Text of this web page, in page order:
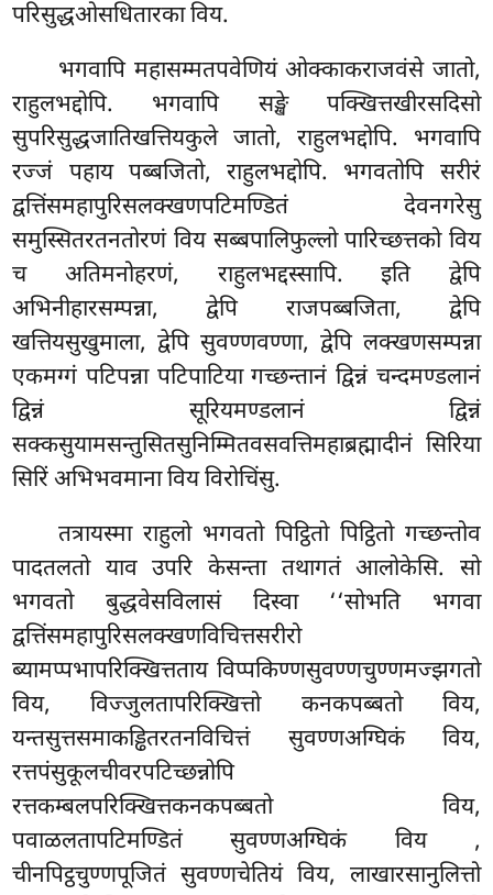
परिसुद्धओसधितारका विय.
भगवापि महासम्मतपवेणियं ओक्काकराजवंसे जातो,
राहुलभद्दोपि. भगवापि सङ्खे पक्खित्तखीरसदिसो
सुपरिसुद्धजातिखत्तियकुले जातो, राहुलभद्दोपि. भगवापि
रज्जं पहाय पब्बजितो, राहुलभद्दोपि. भगवतोपि सरीरं
द्वत्तिंसमहापुरिसलक्खणपटिमण्डितं देवनगरेसु
समुस्सितरतनतोरणं विय सब्बपालिफुल्लो पारिच्छत्तको विय
च अतिमनोहरणं, राहुलभद्दस्सापि. इति द्वेपि
अभिनीहारसम्पन्ना, द्वेपि राजपब्बजिता, द्वेपि
खत्तियसुखुमाला, द्वेपि सुवण्णवण्णा, द्वेपि लक्खणसम्पन्ना
एकमग्गं पटिपन्ना पटिपाटिया गच्छन्तानं द्विन्नं चन्दमण्डलानं
द्विन्नं सूरियमण्डलानं द्विन्नं
सक्कसुयामसन्तुसितसुनिम्मितवसवत्तिमहाब्रह्मादीनं सिरिया
सिरिं अभिभवमाना विय विरोचिंसु.
तत्रायस्मा राहुलो भगवतो पिट्ठितो पिट्ठितो गच्छन्तोव
पादतलतो याव उपरि केसन्ता तथागतं आलोकेसि. सो
भगवतो बुद्धवेसविलासं दिस्वा ‘‘सोभति भगवा
द्वत्तिंसमहापुरिसलक्खणविचित्तसरीरो
ब्यामप्पभापरिक्खित्तताय विप्पकिण्णसुवण्णचुण्णमज्झगतो
विय, विज्जुलतापरिक्खित्तो कनकपब्बतो विय,
यन्तसुत्तसमाकड्ढितरतनविचित्तं सुवण्णअग्घिकं विय,
रत्तपंसुकूलचीवरपटिच्छन्नोपि
रत्तकम्बलपरिक्खित्तकनकपब्बतो विय,
पवाळलतापटिमण्डितं सुवण्णअग्घिकं विय ,
चीनपिट्ठचुण्णपूजितं सुवण्णचेतियं विय, लाखारसानुलित्तो